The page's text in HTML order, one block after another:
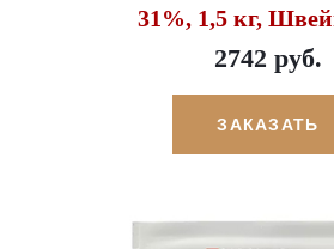
31%, 1,5 кг,
2742 руб.
ЗАКАЗАТЬ